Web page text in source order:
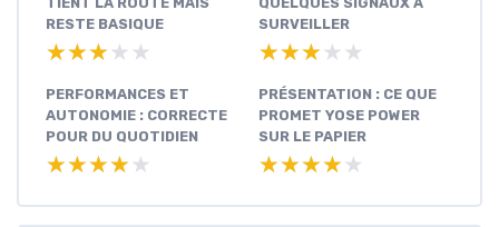
RESTE BASIQUE
★★★★★
★★★★★
SURVEILLER
★★★★★
★★★★★
PERFORMANCES ET
AUTONOMIE : CORRECTE
POUR DU QUOTIDIEN
★★★★★
★★★★★
PRÉSENTATION : CE QUE
PROMET YOSE POWER
SUR LE PAPIER
★★★★★
★★★★★